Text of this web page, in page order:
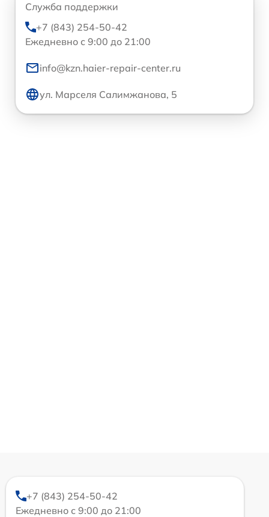
Служба поддержки
+7 (843) 254-50-42
Ежедневно с 9:00 до 21:00
info@kzn.haier-repair-center.ru
ул. Марселя Салимжанова, 5
+7 (843) 254-50-42
Ежедневно с 9:00 до 21:00